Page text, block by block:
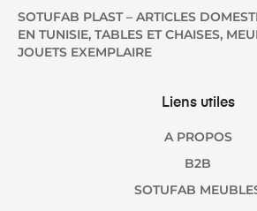
SOTUFAB PLAST – ARTICLES
EN TUNISIE, TABLES ET CHAISES,
JOUETS EXEMPLAIRE
Liens utiles
A PROPOS
B2B
SOTUFAB